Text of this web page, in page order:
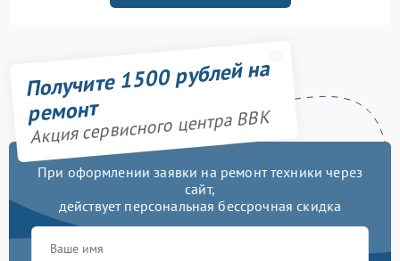
Получите 1500 рублей на
ремонт
Акция сервисного центра BBK
При оформлении заявки на ремонт техники через
сайт,
действует персональная бессрочная скидка